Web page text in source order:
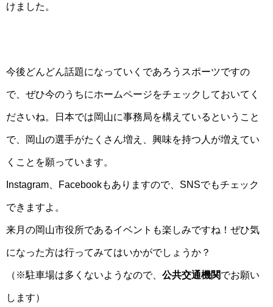
けました。
今後どんどん話題になっていくであろうスポーツですの
で、ぜひ今のうちにホームページをチェックしておいてく
ださいね。日本では岡山に事務局を構えているということ
で、岡山の選手がたくさん増え、興味を持つ人が増えてい
くことを願っています。
Instagram、Facebookもありますので、SNSでもチェック
できますよ。
来月の岡山市役所であるイベントも楽しみですね！ぜひ気
になった方は行ってみてはいかがでしょうか？
（※駐車場は多くないようなので、 公共交通機関でお願い
します）